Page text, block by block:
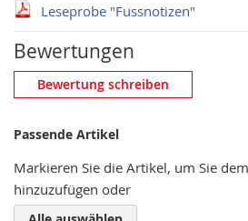
Leseprobe "Fussnotizen"
Bewertungen
Eigene Bewertung schreiben
Nickname
Zusammenfassung
Bewertung schreiben
Passende Artikel
Markieren Sie die Artikel, um Sie
hinzuzufügen oder